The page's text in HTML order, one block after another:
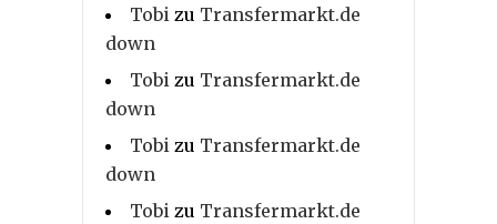
Tobi zu Transfermarkt.de
down
Tobi zu Transfermarkt.de
down
Tobi zu Transfermarkt.de
down
Tobi zu Transfermarkt.de